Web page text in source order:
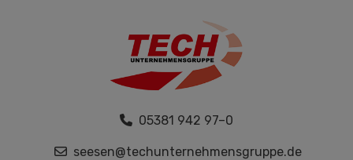
05381 942 97–0
seesen@techunternehmensgruppe.de